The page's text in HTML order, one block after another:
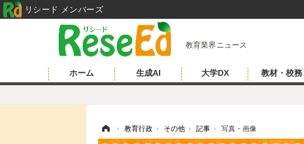
教育業界ニュース
ホーム 生成AI 大学DX 教材・校務
› 教育行政 › その他 › 記事 › 写真・画像
リシード メンバーズ